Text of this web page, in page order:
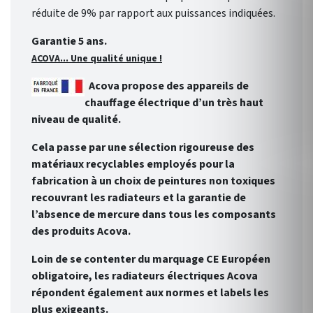
réduite de 9% par rapport aux puissances indiquées.
Garantie 5 ans.
ACOVA... Une qualité unique !
Acova propose des appareils de
chauffage électrique d’un très haut
niveau de qualité.
Cela passe par une sélection rigoureuse des
matériaux recyclables employés pour la
fabrication à un choix de peintures non toxiques
recouvrant les radiateurs et la garantie de
l’absence de mercure dans tous les composants
des produits Acova.
Loin de se contenter du marquage CE Européen
obligatoire, les radiateurs électriques Acova
répondent également aux normes et labels les
plus exigeants.